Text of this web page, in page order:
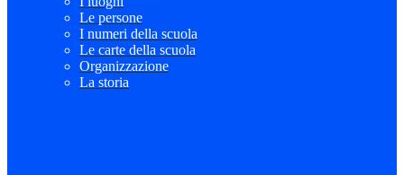
Le persone
I numeri della scuola
Le carte della scuola
Organizzazione
La storia